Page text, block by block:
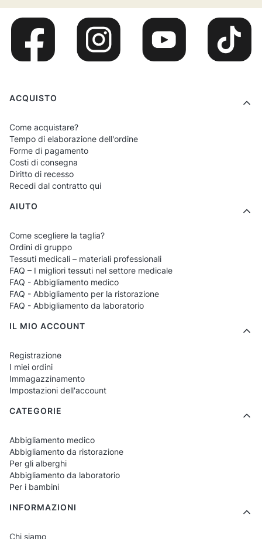
Menu a piè di pagina
ACQUISTO
Come acquistare?
Tempo di elaborazione dell'ordine
Forme di pagamento
Costi di consegna
Diritto di recesso
Recedi dal contratto qui
AIUTO
Come scegliere la taglia?
Ordini di gruppo
Tessuti medicali – materiali professionali
FAQ – I migliori tessuti nel settore medicale
FAQ - Abbigliamento medico
FAQ - Abbigliamento per la ristorazione
FAQ - Abbigliamento da laboratorio
IL MIO ACCOUNT
Registrazione
I miei ordini
Immagazzinamento
Impostazioni dell'account
CATEGORIE
Abbigliamento medico
Abbigliamento da ristorazione
Per gli alberghi
Abbigliamento da laboratorio
Per i bambini
INFORMAZIONI
Chi siamo